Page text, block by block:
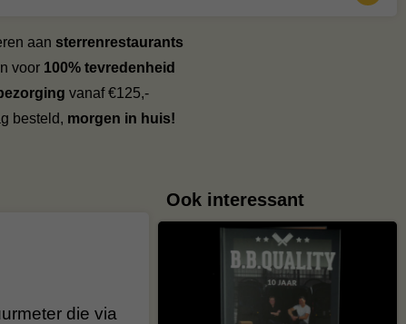
aan sterrenrestaurants
voor 100% tevredenheid
vanaf €125,-
besteld, morgen in huis!
die via
Ook interessant